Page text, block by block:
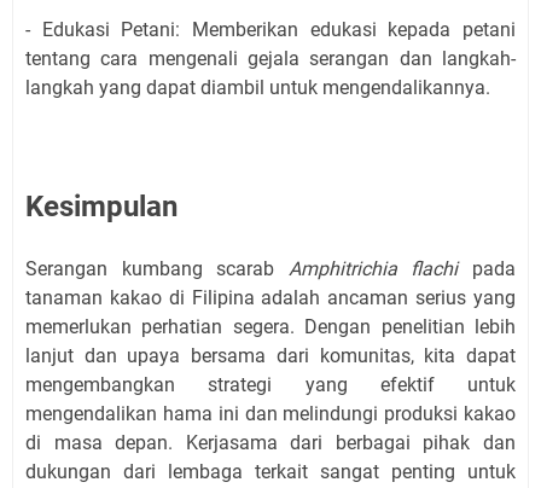
- Edukasi Petani: Memberikan edukasi kepada petani
tentang cara mengenali gejala serangan dan langkah-
langkah yang dapat diambil untuk mengendalikannya.
Kesimpulan
Serangan kumbang scarab Amphitrichia flachipada
tanaman kakao di Filipina adalah ancaman serius yang
memerlukan perhatian segera. Dengan penelitian lebih
lanjut dan upaya bersama dari komunitas, kita dapat
mengembangkan strategi yang efektif untuk
mengendalikan hama ini dan melindungi produksi kakao
di masa depan. Kerjasama dari berbagai pihak dan
dukungan dari lembaga terkait sangat penting untuk